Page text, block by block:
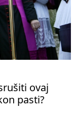
ovaj
pasti?